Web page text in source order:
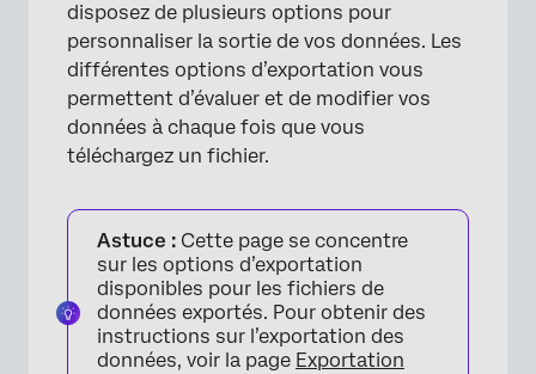
disposez de plusieurs options pour
personnaliser la sortie de vos données. Les
différentes options d’exportation vous
permettent d’évaluer et de modifier vos
données à chaque fois que vous
téléchargez un fichier.
Astuce : Cette page se concentre
sur les options d’exportation
disponibles pour les fichiers de
données exportés. Pour obtenir des
instructions sur l’exportation des
données, voir la page Exportation